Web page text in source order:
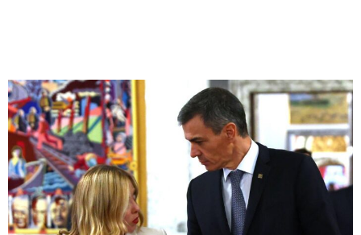
Insight Publications
À propos
Nous contacter